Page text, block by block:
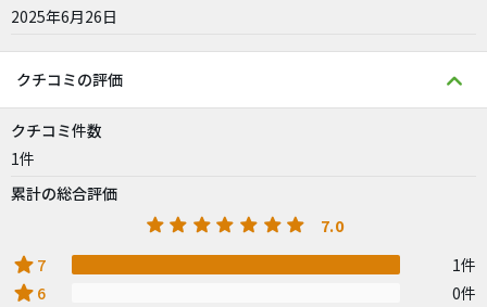
2025年6月26日
クチコミの評価
クチコミ件数
1件
累計の総合評価
7.0
star 7 1件
star 6 0件